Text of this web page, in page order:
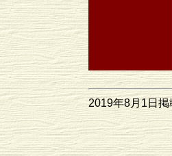
2019年8月1日